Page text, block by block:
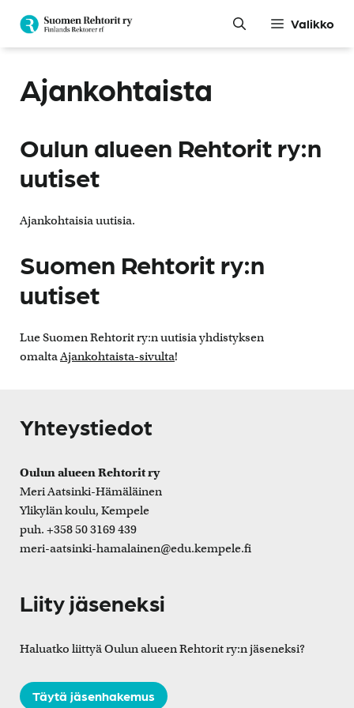
sisältöön
Valikko
Ajankohtaista
Oulun alueen Rehtorit ry:n
uutiset
Ajankohtaisia uutisia.
Suomen Rehtorit ry:n
uutiset
Lue Suomen Rehtorit ry:n uutisia yhdistyksen
omaltaAjankohtaista-sivulta!
Yhteystiedot
Oulun alueen Rehtorit ry
Meri Aatsinki-Hämäläinen
Ylikylän koulu, Kempele
puh. +358 50 3169 439
meri-aatsinki-hamalainen@edu.kempele.fi
Liity jäseneksi
Haluatko liittyä Oulun alueen Rehtorit ry:n jäseneksi?
Täytä jäsenhakemus